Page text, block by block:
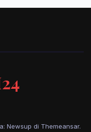
Newsup di Themeansar.